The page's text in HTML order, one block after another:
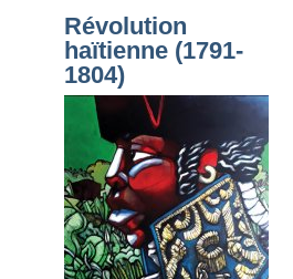
Révolution
haïtienne (1791-
1804)